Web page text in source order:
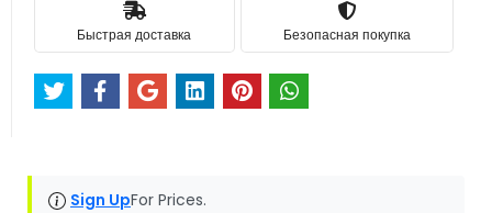
Быстрая доставка Безопасная покупка
Sign UpFor Prices.